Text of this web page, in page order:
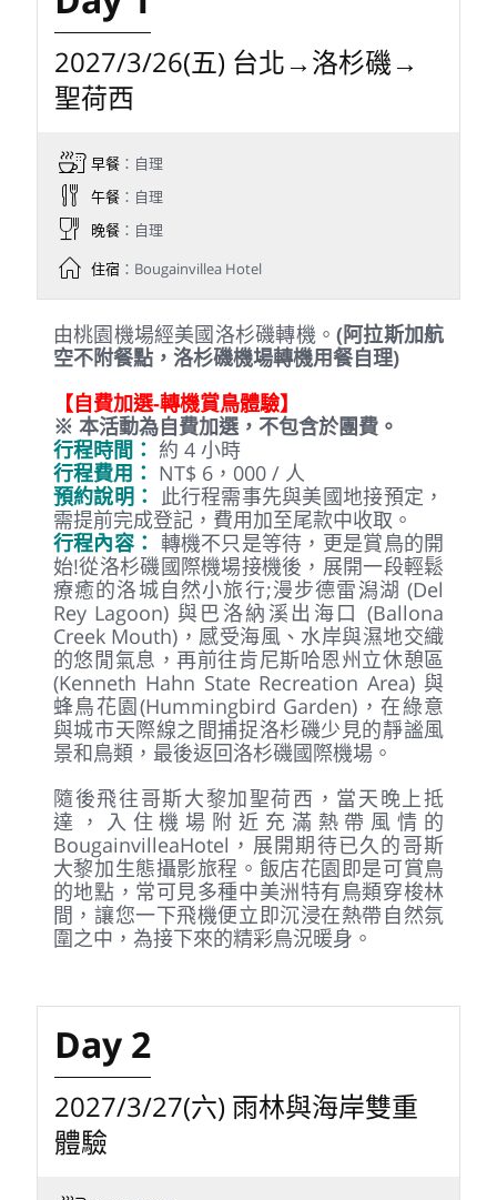
※如遇航空公司變動航班，本公司保有最後變動
之權力，並以說明會資料為準
第1天
Day 1
2027/3/26(五) 台北→洛杉磯→
聖荷西
早餐：自理
午餐：自理
晚餐：自理
住宿：Bougainvillea Hotel
由桃園機場經美國洛杉磯轉機。(阿拉斯加航
空不附餐點，洛杉磯機場轉機用餐自理)
【自費加選-轉機賞鳥體驗】
※ 本活動為自費加選，不包含於團費。
行程費用：NT$ 6，000 / 人
預約說明：
需提前完成登記，費用加至尾款中收取。
行程內容：
始!從洛杉磯國際機場接機後，展開一段輕鬆
療癒的洛城自然小旅行;漫步德雷潟湖 (Del
Rey Lagoon) 與巴洛納溪出海口 (Ballona
的悠閒氣息，再前往肯尼斯哈恩州立休憩區